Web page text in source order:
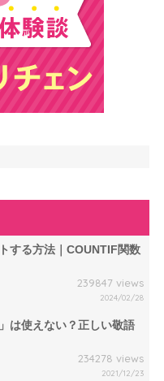
する方法｜COUNTIF関数
239847 views
2024/02/28
は使えない？正しい敬語
234278 views
2021/12/23